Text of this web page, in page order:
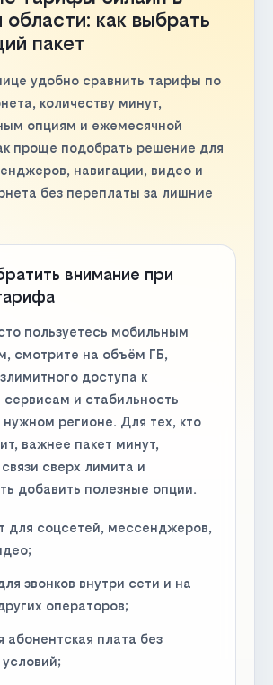
области: как выбрать
пакет
удобно сравнить тарифы по
количеству минут,
опциям и ежемесячной
проще подобрать решение для
навигации, видео и
без переплаты за лишние
внимание при
пользуетесь мобильным
смотрите на объём ГБ,
доступа к
и стабильность
нужном регионе. Для тех, кто
важнее пакет минут,
сверх лимита и
добавить полезные опции.
для соцсетей, мессенджеров,
звонков внутри сети и на
операторов;
абонентская плата без